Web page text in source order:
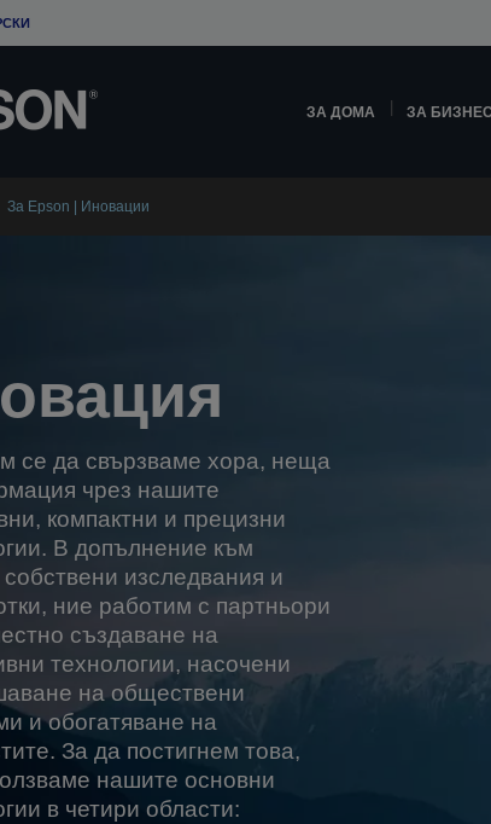
ЗА ДОМА ЗА
За Epson | Иновации
се да свързваме хора, неща
чрез нашите
компактни и прецизни
В допълнение към
изследвания и
ние работим с партньори
създаване на
технологии, насочени
на обществени
и обогатяване на
За да постигнем това,
нашите основни
в четири области: